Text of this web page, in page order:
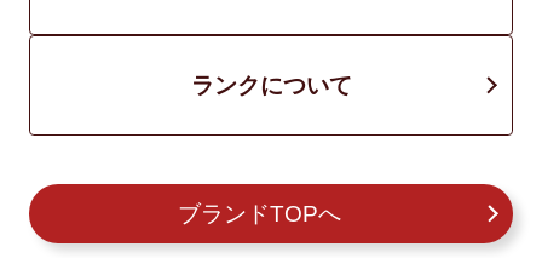
ランクについて
ブランドTOPへ